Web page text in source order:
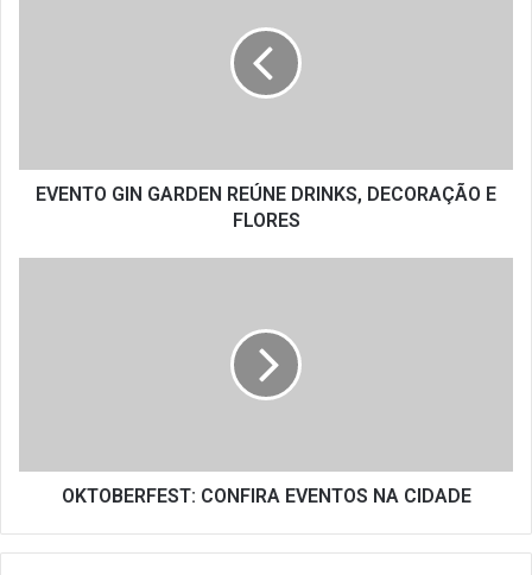
EVENTO GIN GARDEN REÚNE DRINKS, DECORAÇÃO E
FLORES
OKTOBERFEST: CONFIRA EVENTOS NA CIDADE